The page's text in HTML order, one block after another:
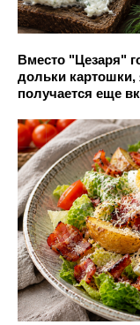
Вместо "Цезаря"
дольки
получается еще